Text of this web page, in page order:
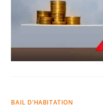
BAIL D’HABITATION